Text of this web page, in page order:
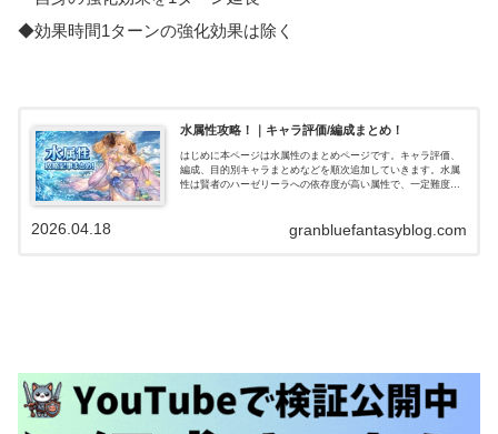
◆効果時間1ターンの強化効果は除く
水属性攻略！｜キャラ評価/編成まとめ！
はじめに本ページは水属性のまとめページです。キャラ評価、
編成、目的別キャラまとめなどを順次追加していきます。水属
性は賢者のハーゼリーラへの依存度が高い属性で、一定難度ま
granbluefantasyblog.com
2026.04.18